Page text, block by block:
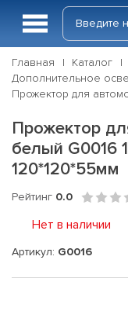
Главная Каталог
Дополнительное
Прожектор для
Прожектор
белый G0016
120*120*55мм
Рейтинг 0.0
Нет в наличии
Артикул: G0016